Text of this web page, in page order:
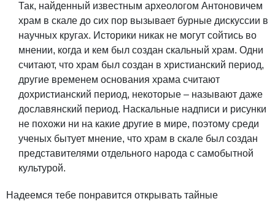
Так, найденный известным археологом Антоновичем
храм в скале до сих пор вызывает бурные дискуссии в
научных кругах. Историки никак не могут сойтись во
мнении, когда и кем был создан скальный храм. Одни
считают, что храм был создан в христианский период,
другие временем основания храма считают
дохристианский период, некоторые – называют даже
дославянский период. Наскальные надписи и рисунки
не похожи ни на какие другие в мире, поэтому среди
ученых бытует мнение, что храм в скале был создан
представителями отдельного народа с самобытной
культурой.
Надеемся тебе понравится открывать тайные